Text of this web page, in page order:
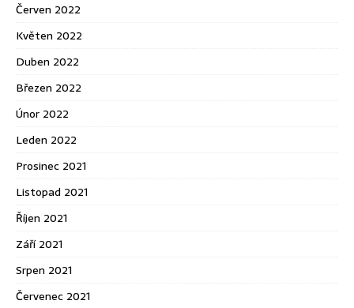
Červen 2022
Květen 2022
Duben 2022
Březen 2022
Únor 2022
Leden 2022
Prosinec 2021
Listopad 2021
Říjen 2021
Září 2021
Srpen 2021
Červenec 2021